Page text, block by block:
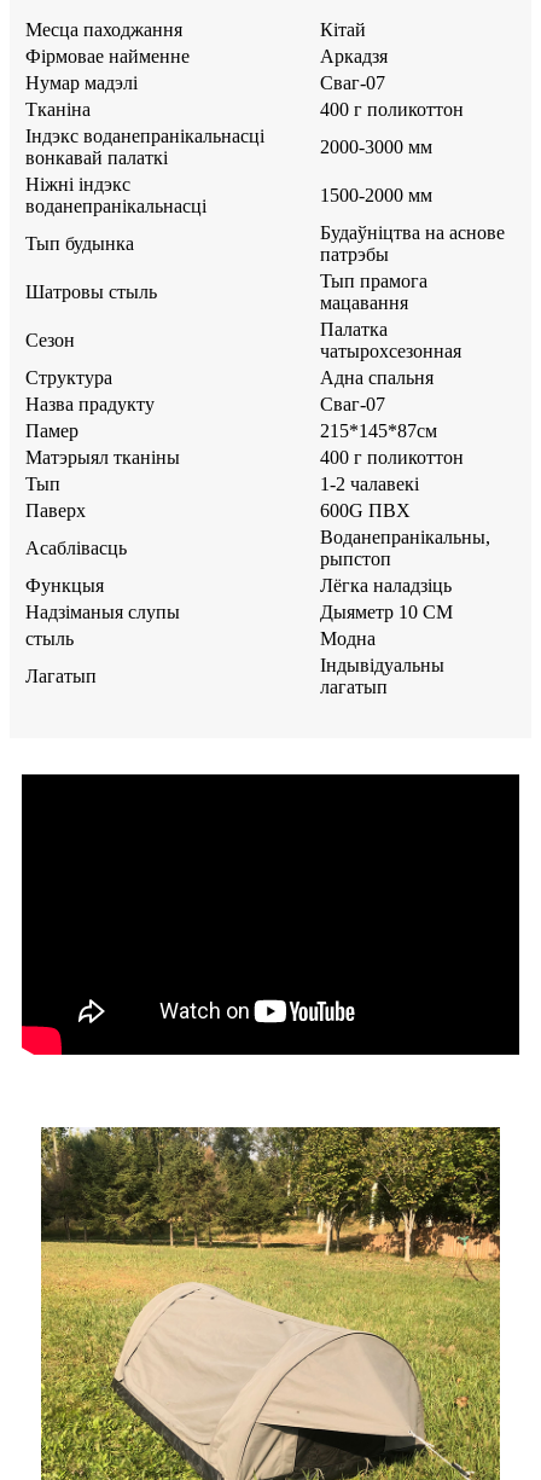
Месца паходжання
Кітай
Фірмовае найменне
Аркадзя
Нумар мадэлі
Сваг-07
Тканіна
400 г поликоттон
Індэкс воданепранікальнасці
вонкавай палаткі
2000-3000 мм
Ніжні індэкс
воданепранікальнасці
1500-2000 мм
Тып будынка
Будаўніцтва на аснове
патрэбы
Шатровы стыль
Тып прамога
мацавання
Сезон
Палатка
чатырохсезонная
Структура
Адна спальня
Назва прадукту
Сваг-07
Памер
215*145*87см
Матэрыял тканіны
400 г поликоттон
Тып
1-2 чалавекі
Паверх
600G ПВХ
Асаблівасць
Воданепранікальны,
рыпстоп
Функцыя
Лёгка наладзіць
Надзіманыя слупы
Дыяметр 10 СМ
стыль
Модна
Лагатып
Індывідуальны
лагатып